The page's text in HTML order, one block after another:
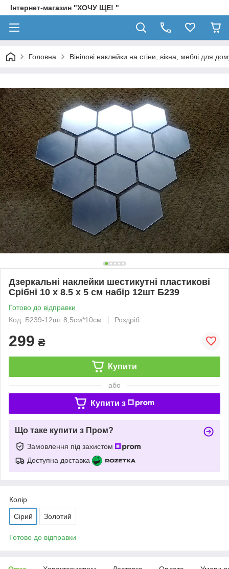
Інтернет-магазин "ХОЧУ ЩЕ! "
Головна Вінілові наклейки на стіни, вікна, меблі для
Дзеркальні наклейки шестикутні пластикові
Срібні 10 х 8.5 х 5 см набір 12шт Б239
Готово до відправки
Код: Б239-12шт 8,5см*10см
Роздріб
299 ₴
Купити
або
Купити з
Що таке купити з Пром?
Замовлення під захистом
Доступна доставка
Колір
Сірий Золотий
Готово до відправки